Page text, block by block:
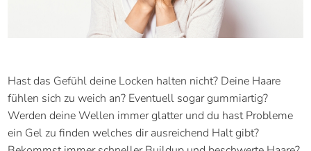
Hast das Gefühl deine Locken halten nicht? Deine Haare
fühlen sich zu weich an? Eventuell sogar gummiartig?
Werden deine Wellen immer glatter und du hast Probleme
ein Gel zu finden welches dir ausreichend Halt gibt?